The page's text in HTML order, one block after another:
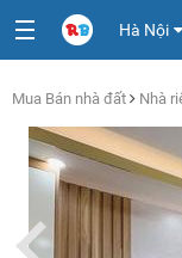
Hà Nội
Mua Bán nhà đất Nhà